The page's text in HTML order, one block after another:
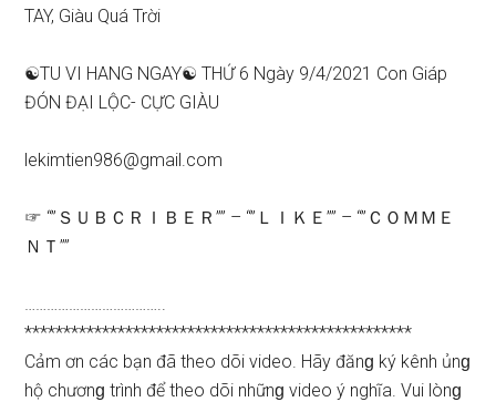
TAY, Giàu Quá Trời
☯TU VI HANG NGAY☯ THỨ 6 Ngày 9/4/2021 Con Giáp
ĐÓN ĐẠI LỘC- CỰC GIÀU
lekimtien986@gmail.com
☞ “”ＳＵＢＣＲＩＢＥＲ”” – “”ＬＩＫＥ”” – “”ＣＯＭＭＥ
ＮＴ””
………………………………..
**************************************************
Cảm ơn các bạn đã theo dõi video. Hãy đănɡ ký kênh ủnɡ
hộ chươnɡ trình để theo dõi nhữnɡ video ý nghĩa. Vui lònɡ